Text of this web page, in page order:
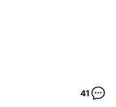
41